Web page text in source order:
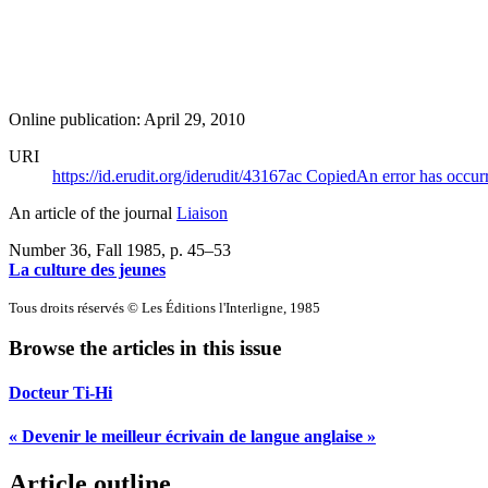
Online publication: April 29, 2010
URI
https://id.erudit.org/iderudit/43167ac CopiedAn error has
An article of the journal Liaison
Number 36, Fall 1985, p. 45–53
La culture des jeunes
Tous droits réservés © Les Éditions l'Interligne, 1985
Browse the articles in this issue
Docteur Ti-Hi
« Devenir le meilleur écrivain de langue anglaise »